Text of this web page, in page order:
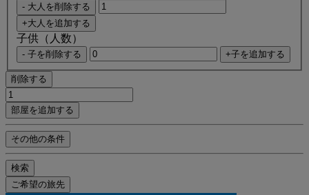
- 大人を削除する
+大人を追加する
子供（人数）
- 子を削除する +子を追加する
削除する
部屋を追加する
その他の条件
検索
ご希望の旅先